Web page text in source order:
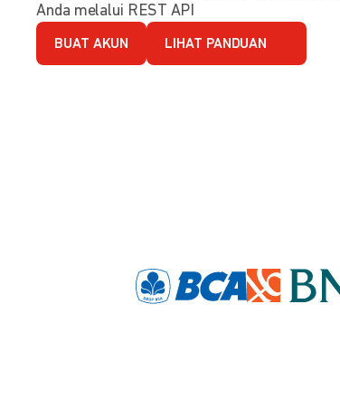
Anda melalui REST API
BUAT AKUN LIHAT PANDUAN